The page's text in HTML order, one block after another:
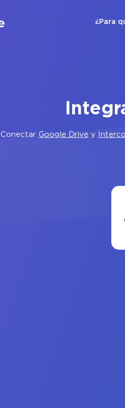
¿Para
Conectar Google Drive y